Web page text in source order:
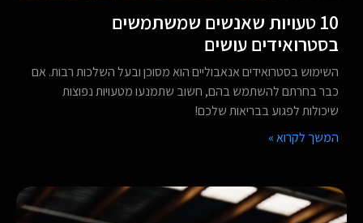
10 טעויות שאנשים שמשתמשים
בסטרואידים עושים
השימוש בסטרואידים אנאבוליים הוא מסוכן ובעל השלכות רבות. אם
כבר בחרתם להשתמש בהם, חשוב שתמנעו מטעויות נפוצות
שיכולות לפגוע בבריאות שלכם!
המשך לקרוא »